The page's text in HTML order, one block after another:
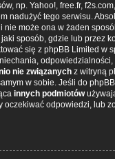
np. Yahoo!, free.fr,
nadużyć tego serwisu.
nie może ona w żaden
sposób, gdzie lub przez
się z phpBB Limited w
odpowiedzialności,
nie związanych z witryną
w sobie. Jeśli do
innych podmiotów
oczekiwać odpowiedzi, lub